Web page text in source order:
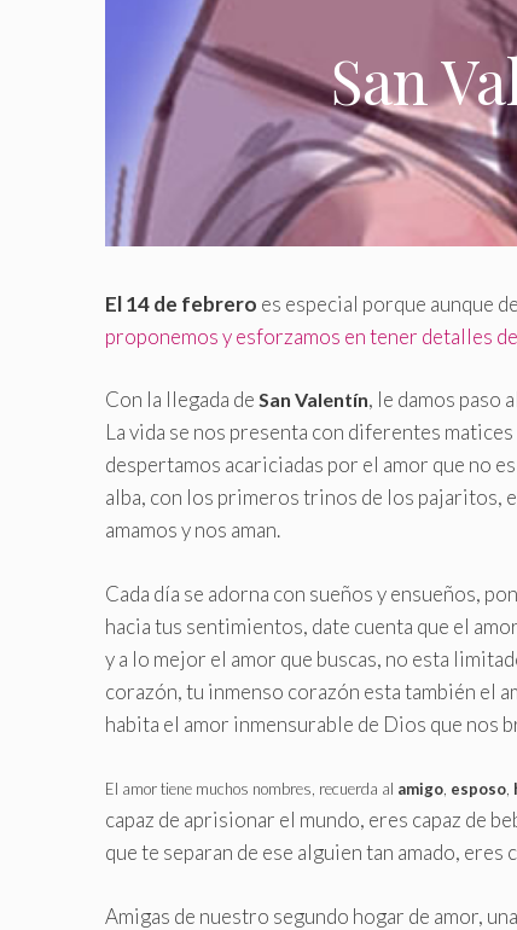
San
El 14 de febrero es especial porque aunque
proponemos y esforzamos en tener detalles
Con la llegada de San Valentín, le damos paso
La vida se nos presenta con diferentes matices
despertamos acariciadas por el amor que no
alba, con los primeros trinos de los pajaritos,
amamos y nos aman.
Cada día se adorna con sueños y ensueños,
hacia tus sentimientos, date cuenta que el
y a lo mejor el amor que buscas, no esta
corazón, tu inmenso corazón esta también el
habita el amor inmensurable de Dios que nos
El amor tiene muchos nombres, recuerda al amigo esposo
capaz de aprisionar el mundo, eres capaz de
que te separan de ese alguien tan amado,
Amigas de nuestro segundo hogar de amor,